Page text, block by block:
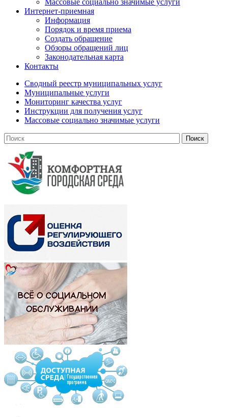
Массовые социально значимые услуги
Интернет-приемная
Информация
Порядок и время приема
Создать обращение
Обзоры обращений лиц
Законодательная карта
Контакты
Сводный реестр муниципальных услуг
Муниципальные услуги
Мониторинг качества услуг
Инструкции для получения услуг
Массовые социально значимые услуги